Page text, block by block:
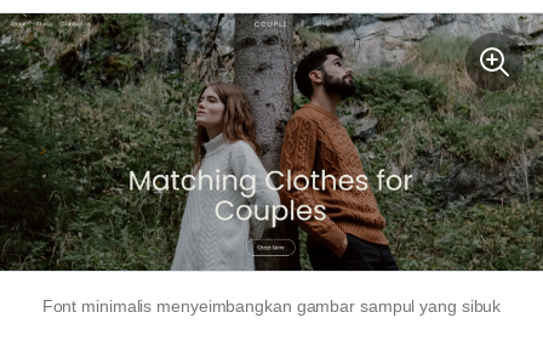
Font minimalis menyeimbangkan gambar sampul yang sibuk